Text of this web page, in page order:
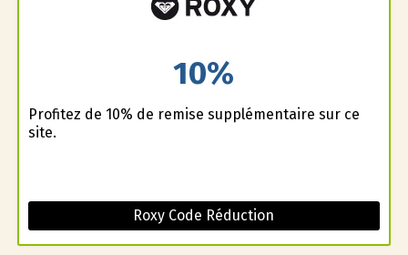
10%
Profitez de 10% de remise supplémentaire sur ce
site.
Roxy Code Réduction